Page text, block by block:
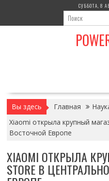
содержимому
СУББОТА, 8
Вы здесь Главная
Xiaomi открыла крупный
Восточной Европе
XIAOMI ОТКРЫЛА
STORE В